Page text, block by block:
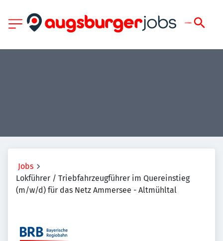
Jobs
Lokführer / Triebfahrzeugführer im Quereinstieg
(m/w/d) für das Netz Ammersee - Altmühltal